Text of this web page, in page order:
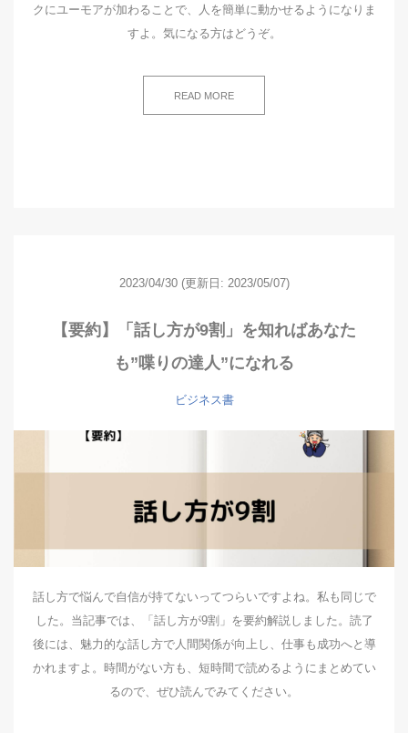
クにユーモアが加わることで、人を簡単に動かせるようになりま
すよ。気になる方はどうぞ。
READ MORE
2023/04/30 (更新日: 2023/05/07)
【要約】「話し方が9割」を知ればあなた
も”喋りの達人”になれる
ビジネス書
話し方で悩んで自信が持てないってつらいですよね。私も同じで
した。当記事では、「話し方が9割」を要約解説しました。読了
後には、魅力的な話し方で人間関係が向上し、仕事も成功へと導
かれますよ。時間がない方も、短時間で読めるようにまとめてい
るので、ぜひ読んでみてください。